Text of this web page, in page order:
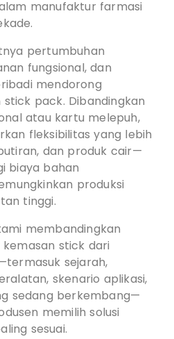
manufaktur farmasi
pertumbuhan
fungsional, dan
mendorong
pack. Dibandingkan
atau kartu melepuh,
fleksibilitas yang lebih
dan produk cair—
biaya bahan
produksi
tinggi.
membandingkan
stick dari
sejarah,
skenario aplikasi,
sedang berkembang—
memilih solusi
sesuai.